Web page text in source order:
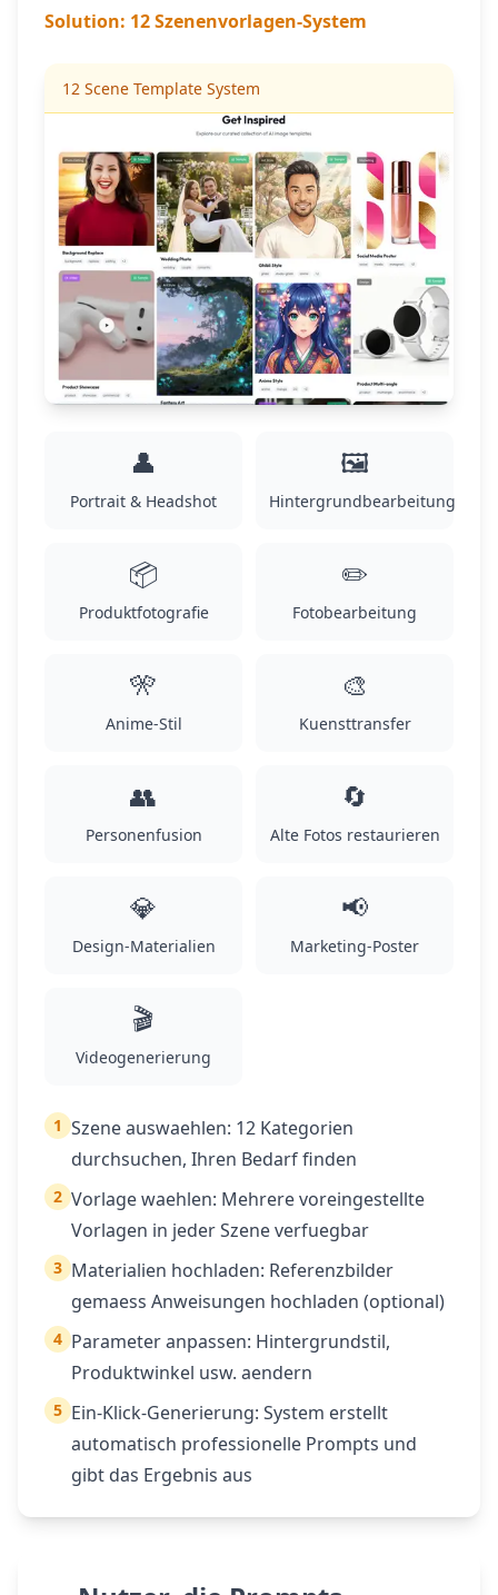
Solution: 12 Szenenvorlagen-System
12 Scene Template System
👤
Portrait & Headshot
🖼️
Hintergrundbearbeitung
📦
Produktfotografie
✏️
Fotobearbeitung
🎌
Anime-Stil
🎨
Kuensttransfer
👥
Personenfusion
🔄
Alte Fotos restaurieren
💎
Design-Materialien
📢
Marketing-Poster
🎬
Videogenerierung
1 Szene auswaehlen: 12 Kategorien
durchsuchen, Ihren Bedarf finden
2 Vorlage waehlen: Mehrere voreingestellte
Vorlagen in jeder Szene verfuegbar
3 Materialien hochladen: Referenzbilder
gemaess Anweisungen hochladen (optional)
4 Parameter anpassen: Hintergrundstil,
Produktwinkel usw. aendern
5 Ein-Klick-Generierung: System erstellt
automatisch professionelle Prompts und
gibt das Ergebnis aus